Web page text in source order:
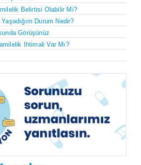
Belirtisi Olabilir Mi?
Durum Nedir?
Görüşünüz
Ihtimali Var Mı?